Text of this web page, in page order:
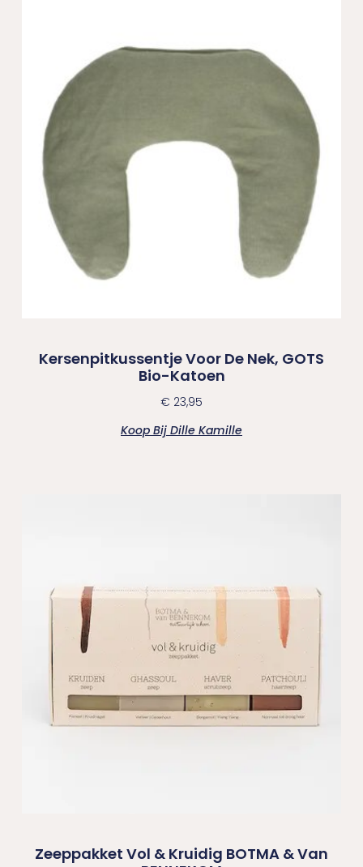
Kersenpitkussentje Voor De Nek, GOTS
Bio-Katoen
€ 23,95
Koop Bij Dille Kamille
Zeeppakket Vol & Kruidig BOTMA & Van